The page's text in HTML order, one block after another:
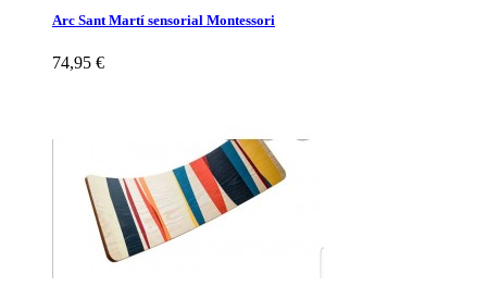
Arc Sant Martí sensorial Montessori
74,95 €